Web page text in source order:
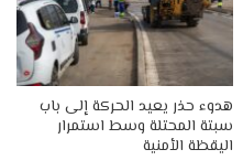
هدوء حذر يعيد الحركة إلى باب
سبتة المحتلة وسط استمرار
اليقظة الأمنية